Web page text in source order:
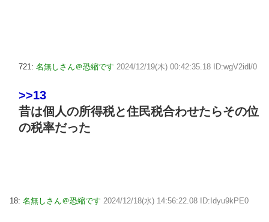
721: 名無しさん＠恐縮です 2024/12/19(木) 00:42:35.18 ID:wgV2idl/0
>>13
昔は個人の所得税と住民税合わせたらその位
の税率だった
18: 名無しさん＠恐縮です 2024/12/18(水) 14:56:22.08 ID:Idyu9kPE0